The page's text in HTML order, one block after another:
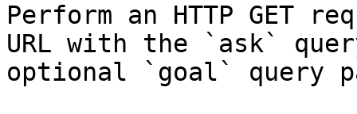
Perform an HTTP GET
URL with the `ask`
optional `goal` query